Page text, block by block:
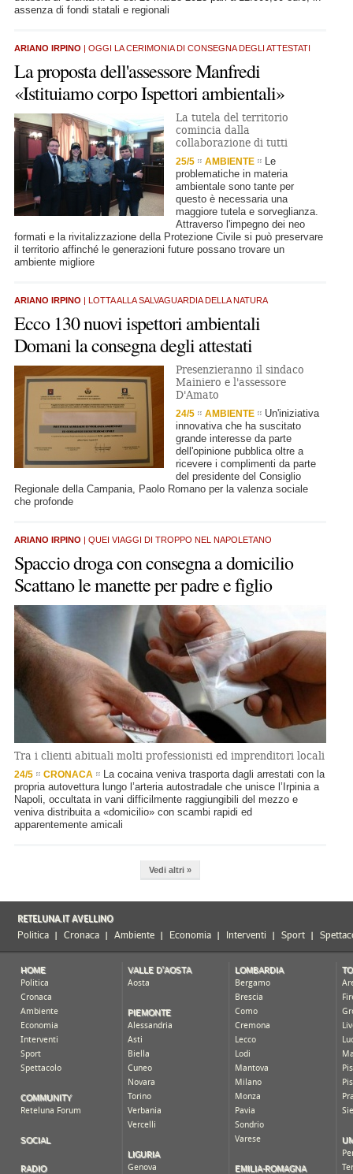
assenza di fondi statali e regionali
ARIANO IRPINO | OGGI LA CERIMONIA DI CONSEGNA DEGLI ATTESTATI
La proposta dell'assessore Manfredi
«Istituiamo corpo Ispettori ambientali»
La tutela del territorio
comincia dalla
collaborazione di tutti
25/5 AMBIENTE
Le
problematiche in materia
ambientale sono tante per
questo è necessaria una
maggiore tutela e sorveglianza.
Attraverso l'impegno dei neo
formati e la rivitalizzazione della Protezione Civile si può preservare
il territorio affinché le generazioni future possano trovare un
ambiente migliore
ARIANO IRPINO | LOTTA ALLA SALVAGUARDIA DELLA NATURA
Ecco 130 nuovi ispettori ambientali
Domani la consegna degli attestati
Presenzieranno il sindaco
Mainiero e l'assessore
D'Amato
24/5 AMBIENTE
Un'iniziativa
innovativa che ha suscitato
grande interesse da parte
dell'opinione pubblica oltre a
ricevere i complimenti da parte
del presidente del Consiglio
Regionale della Campania, Paolo Romano per la valenza sociale
che profonde
ARIANO IRPINO | QUEI VIAGGI DI TROPPO NEL NAPOLETANO
Spaccio droga con consegna a domicilio
Scattano le manette per padre e figlio
Tra i clienti abituali molti professionisti ed imprenditori locali
24/5 CRONACA
La cocaina veniva trasporta dagli arrestati con la
propria autovettura lungo l’arteria autostradale che unisce l’Irpinia a
Napoli, occultata in vani difficilmente raggiungibili del mezzo e
veniva distribuita a «domicilio» con scambi rapidi ed
apparentemente amicali
Vedi altri »